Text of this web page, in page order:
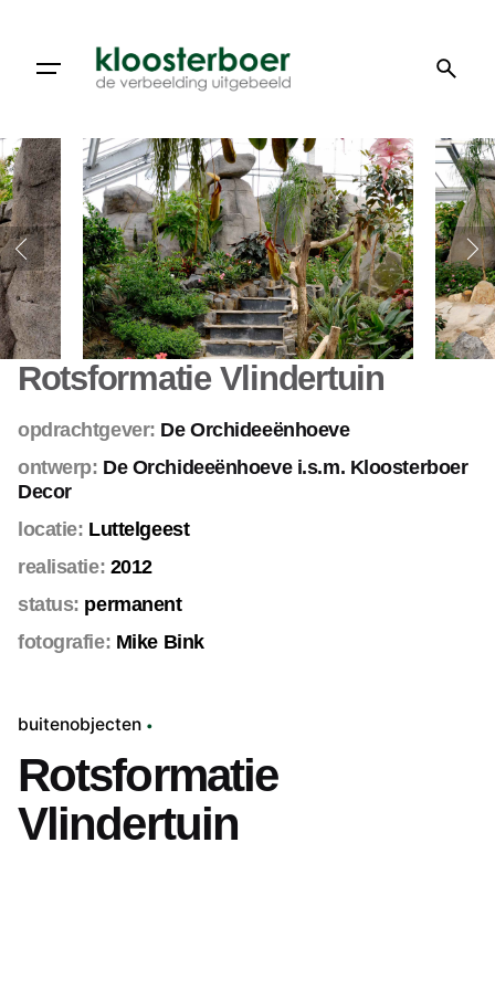
artikel
Rotsformatie Vlindertuin
opdrachtgever: De Orchideeënhoeve
ontwerp: De Orchideeënhoevei.s.m. Kloosterboer
Decor
locatie: Luttelgeest
realisatie: 2012
status: permanent
fotografie: Mike Bink
buitenobjecten
Rotsformatie
Vlindertuin